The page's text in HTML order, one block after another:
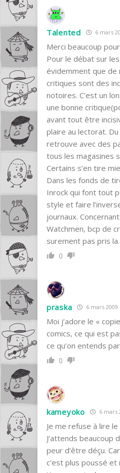
Talented 6 mars
Merci beaucoup
Pour le débat sur
évidemment que de
critiques sont des
notoires. C’est un
une bonne
avant tout être
plaire au lectorat.
retrouve avec des
tous les magasines
Certains s’en tire
Dans les fonds de
Inrock qui font tout
style et faire
journaux.
Watchmen, bcp de
surement pas pris la
0
praska 6 mars 2009
Moi j’adore le «
comics, ce qui est
ce qu’on entends
0
kameyoko 6 mars
Je me refuse à lire
J’attends beaucoup
peur d’être déçu.
c’est plus poussé et